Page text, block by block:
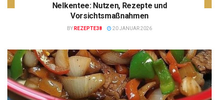
Nelkentee: Nutzen, Rezepte und
Vorsichtsmaßnahmen
BY REZEPTE38 20 JANUAR 2026